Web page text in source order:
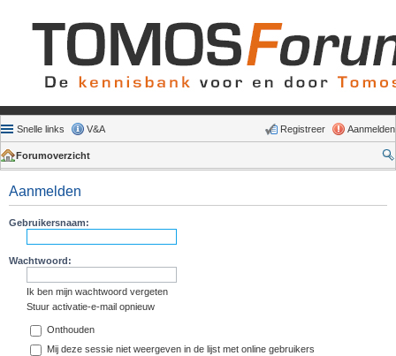
Snelle links V&A Aanmelden
Registreer
Forumoverzicht
Aanmelden
Gebruikersnaam:
Wachtwoord:
Ik ben mijn wachtwoord vergeten
Stuur activatie-e-mail opnieuw
Onthouden
Mij deze sessie niet weergeven in de lijst met online gebruikers